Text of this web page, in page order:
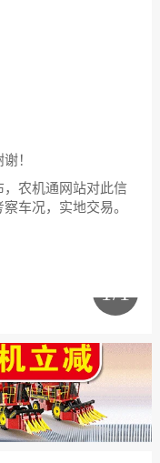
！
农机通网站对此信
车况，实地交易。
1/1